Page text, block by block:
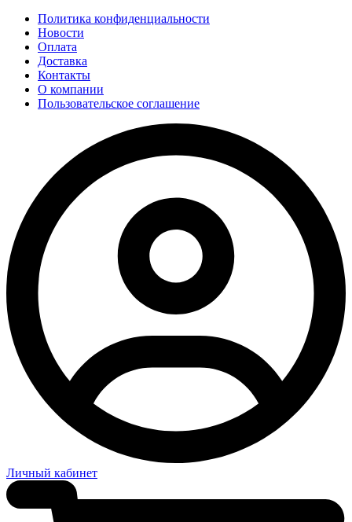
Политика конфиденциальности
Новости
Оплата
Доставка
Контакты
О компании
Пользовательское соглашение
Личный кабинет